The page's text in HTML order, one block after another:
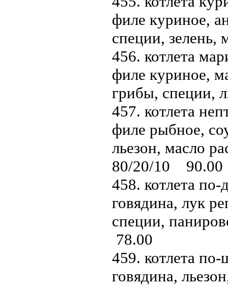
филе куриное,
специи,
456. котлета
филе куриное,
грибы, специи,
457. котлета
филе рыбное,
льезон, масло
80/20/10 90.00
458. котлета
говядина, лук
специи,
78.00
459. котлета
говядина,